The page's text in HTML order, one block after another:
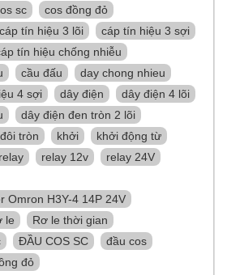
sc
cos đồng đỏ
cáp tín hiệu 3 lõi
cáp tín hiệu 3 sợi
tín hiệu chống nhiễu
cầu đấu
day chong nhieu
4 sợi dây điện
dây điện 4 lõi
dây điện đen tròn 2 lõi
tròn khởi
khởi động từ
relay relay 12v
relay 24V
Omron H3Y-4 14P 24V
le
Rơ le thời gian
ĐẦU COS SC
đầu cos
đỏ